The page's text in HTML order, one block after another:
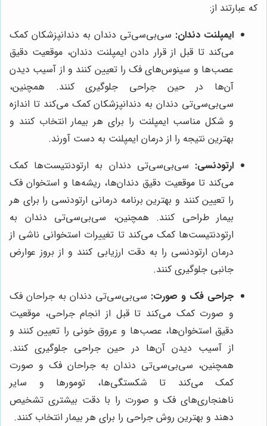
که عبارتند از:
ایمپلنت دندان: سی‌بی‌سی‌تی دندان به دندانپزشکان کمک
می‌کند تا قبل از قرار دادن ایمپلنت دندان، موقعیت دقیق
عصب‌ها و سینوس‌های فک را تعیین کنند و از آسیب دیدن
آن‌ها در حین جراحی جلوگیری کنند. همچنین،
سی‌بی‌سی‌تی دندان به دندانپزشکان کمک می‌کند تا اندازه
و شکل مناسب ایمپلنت را برای هر بیمار انتخاب کنند و
بهترین نتیجه را از درمان ایمپلنت به دست آورند.
ارتودنسی: سی‌بی‌سی‌تی دندان به ارتودنتیست‌ها کمک
می‌کند تا موقعیت دقیق دندان‌ها، ریشه‌ها و استخوان فک
را تعیین کنند و بهترین برنامه درمانی ارتودنسی را برای هر
بیمار طراحی کنند. همچنین، سی‌بی‌سی‌تی دندان به
ارتودنتیست‌ها کمک می‌کند تا تغییرات استخوانی ناشی از
درمان ارتودنسی را به دقت ارزیابی کنند و از بروز عوارض
جانبی جلوگیری کنند.
جراحی فک و صورت: سی‌بی‌سی‌تی دندان به جراحان فک
و صورت کمک می‌کند تا قبل از انجام جراحی، موقعیت
دقیق استخوان‌ها، عصب‌ها و عروق خونی را تعیین کنند و
از آسیب دیدن آن‌ها در حین جراحی جلوگیری کنند.
همچنین، سی‌بی‌سی‌تی دندان به جراحان فک و صورت
کمک می‌کند تا شکستگی‌ها، تومورها و سایر
ناهنجاری‌های فک و صورت را با دقت بیشتری تشخیص
دهند و بهترین روش جراحی را برای هر بیمار انتخاب کنند.